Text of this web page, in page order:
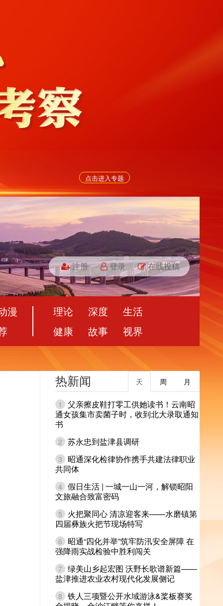
点击进入专题
注册 登录 在线投稿
漫
理论 深度
生活
健康
故事 视界
热新闻 月
周
天
1
父亲擦皮鞋打零工供她读书！云南昭
通女孩集市卖菌子时，收到北大录取通知
书
2 苏永忠到盐津县调研
3
昭通深化检律协作携手共建法律职业
共同体
4 假日生活 | 一城一山一河，解锁昭阳
文旅融合致富密码
5
火把聚同心 清凉迎客来——水磨镇第
四届彝族火把节现场特写
6
昭通“四化并举”筑牢防汛安全屏障 在
强降雨实战检验中胜利闯关
7 绿美山乡起宏图 沃野长歌谱新篇——
盐津推进农业农村现代化发展侧记
8 铁人三项暨公开水域游泳&桨板赛奖